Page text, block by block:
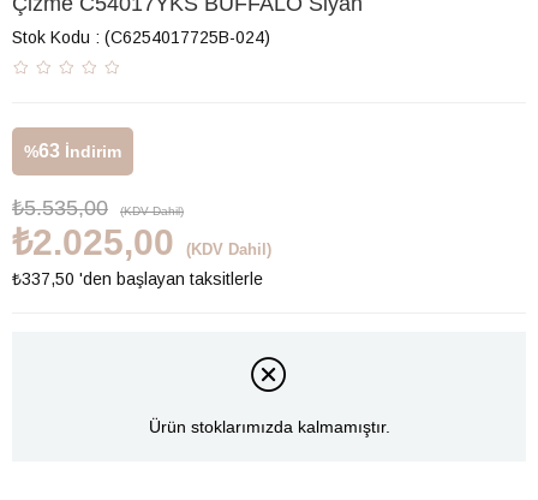
Stok Kodu (C6254017725B-024)
%63 İndirim
₺5.535,00 (KDV Dahil)
₺2.025,00 (KDV Dahil)
₺337,50 'den başlayan taksitlerle
Ürün stoklarımızda kalmamıştır.